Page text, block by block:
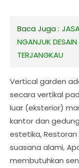
Baca Juga :
NGANJUK
TERJANGKAU
Vertical garden
secara vertikal
luar (eksterior)
kantor dan
estetika,
suasana alami,
membutuhkan